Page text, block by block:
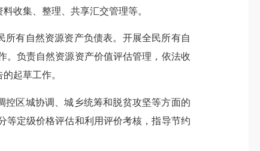
收集、整理、共享汇交管理等。
有自然资源资产负债表。开展全民所有自
。负责自然资源资产价值评估管理，依法收
起草工作。
区城协调、城乡统筹和脱贫攻坚等方面的
等定级价格评估和利用评价考核，指导节约